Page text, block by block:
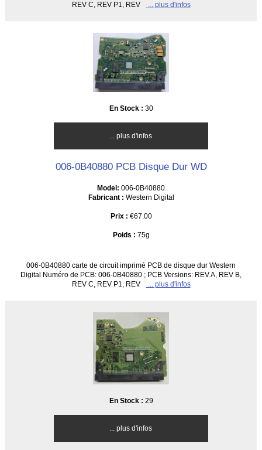
REV C, REV P1, REV
... plus d'infos
En Stock : 30
... plus d'infos
006-0B40880 PCB Disque Dur WD
Model: 006-0B40880
Fabricant : Western Digital
Prix : €67.00
Poids : 75g
006-0B40880 carte de circuit imprimé PCB de disque dur Western
Digital Numéro de PCB: 006-0B40880 ; PCB Versions: REV A, REV B,
REV C, REV P1, REV
... plus d'infos
En Stock : 29
... plus d'infos